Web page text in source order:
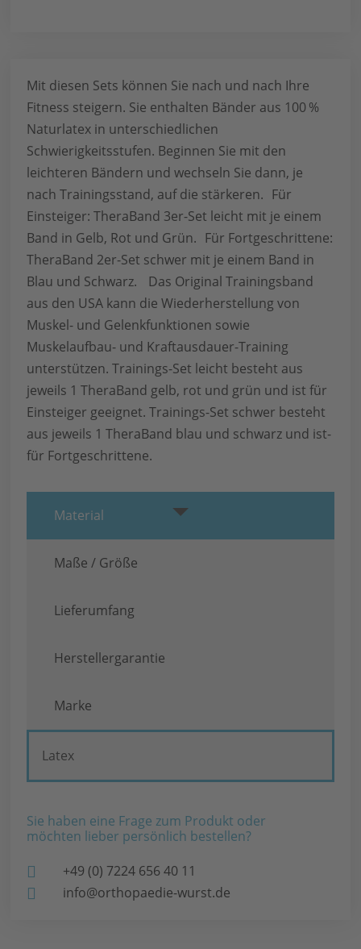
Mit diesen Sets können Sie nach und nach Ihre
Fitness steigern. Sie enthalten Bänder aus 100 %
Naturlatex in unterschiedlichen
Schwierigkeitsstufen. Beginnen Sie mit den
leichteren Bändern und wechseln Sie dann, je
nach Trainingsstand, auf die stärkeren. Für
Einsteiger: TheraBand 3er-Set leicht mit je einem
Band in Gelb, Rot und Grün. Für Fortgeschrittene:
TheraBand 2er-Set schwer mit je einem Band in
Blau und Schwarz. Das Original Trainingsband
aus den USA kann die Wiederherstellung von
Muskel- und Gelenkfunktionen sowie
Muskelaufbau- und Kraftausdauer-Training
unterstützen. Trainings-Set leicht besteht aus
jeweils 1 TheraBand gelb, rot und grün und ist für
Einsteiger­ geeignet. Trainings-Set schwer besteht
aus jeweils 1 TheraBand blau und schwarz und ist­
für Fortgeschrittene.
Material
Maße / Größe
Lieferumfang
Herstellergarantie
Marke
Latex
Sie haben eine Frage zum Produkt oder
möchten lieber persönlich bestellen?
+49 (0) 7224 656 40 11
info@orthopaedie-wurst.de